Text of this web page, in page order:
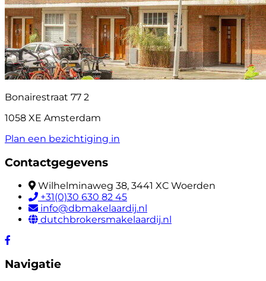
Bonairestraat 77 2
1058 XE Amsterdam
Plan een bezichtiging in
Contactgegevens
Wilhelminaweg 38, 3441 XC Woerden
+31(0)30 630 82 45
info@dbmakelaardij.nl
dutchbrokersmakelaardij.nl
Navigatie